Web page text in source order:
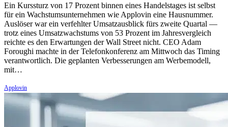
Ein Kurssturz von 17 Prozent binnen eines Handelstages ist selbst
für ein Wachstumsunternehmen wie Applovin eine Hausnummer.
Auslöser war ein verfehlter Umsatzausblick fürs zweite Quartal —
trotz eines Umsatzwachstums von 53 Prozent im Jahresvergleich
reichte es den Erwartungen der Wall Street nicht. CEO Adam
Foroughi machte in der Telefonkonferenz am Mittwoch das Timing
verantwortlich. Die geplanten Verbesserungen am Werbemodell,
mit…
Applovin